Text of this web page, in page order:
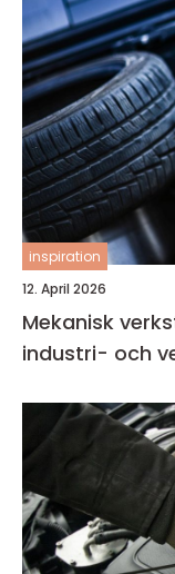
inspiration
12. April 2026
Mekanisk
industri- och